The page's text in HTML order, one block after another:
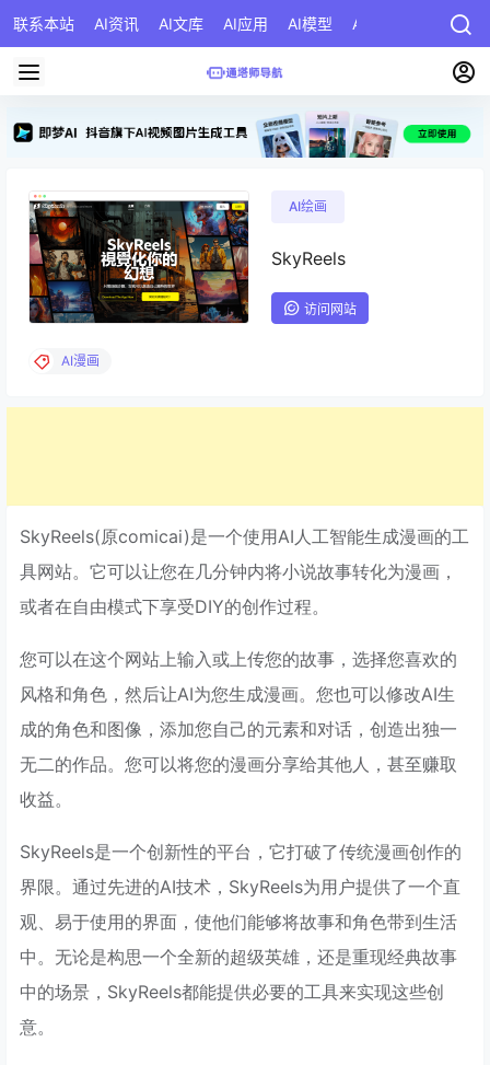
联系本站 AI资讯 AI文库 AI应用 AI模型 AI公司 AI提示词
AI绘画
SkyReels
访问网站
AI漫画
SkyReels(原comicai)是一个使用AI人工智能生成漫画的工
具网站。它可以让您在几分钟内将小说故事转化为漫画，
或者在自由模式下享受DIY的创作过程。
您可以在这个网站上输入或上传您的故事，选择您喜欢的
风格和角色，然后让AI为您生成漫画。您也可以修改AI生
成的角色和图像，添加您自己的元素和对话，创造出独一
无二的作品。您可以将您的漫画分享给其他人，甚至赚取
收益。
SkyReels是一个创新性的平台，它打破了传统漫画创作的
界限。通过先进的AI技术，SkyReels为用户提供了一个直
观、易于使用的界面，使他们能够将故事和角色带到生活
中。无论是构思一个全新的超级英雄，还是重现经典故事
中的场景，SkyReels都能提供必要的工具来实现这些创
意。